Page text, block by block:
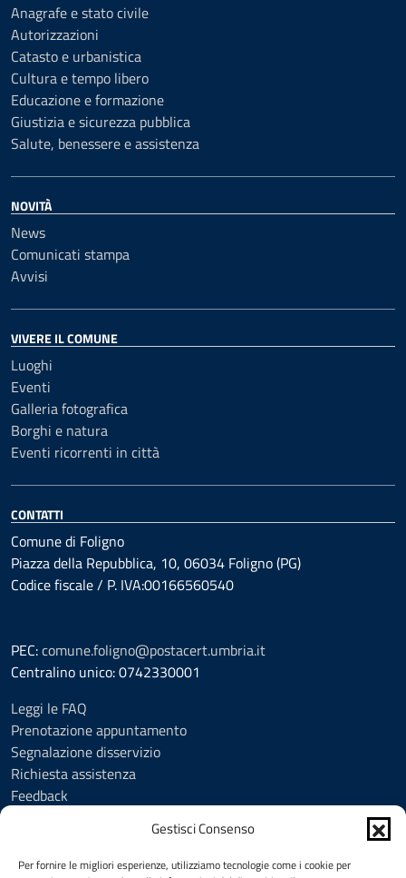
Gestisci Consenso
Per fornire le migliori esperienze, utilizziamo tecnologie come i cookie per
Anagrafe e stato civile
Autorizzazioni
Catasto e urbanistica
Cultura e tempo libero
Educazione e formazione
Giustizia e sicurezza pubblica
Salute, benessere e assistenza
NOVITÀ
News
Comunicati stampa
Avvisi
VIVERE IL COMUNE
Luoghi
Eventi
Galleria fotografica
Borghi e natura
Eventi ricorrenti in città
CONTATTI
Comune di Foligno
Piazza della Repubblica, 10, 06034 Foligno (PG)
Codice fiscale / P. IVA:00166560540
PEC:comune.foligno@postacert.umbria.it
Centralino unico: 0742330001
Leggi le FAQ
Prenotazione appuntamento
Segnalazione disservizio
Richiesta assistenza
Feedback
Informativa privacy